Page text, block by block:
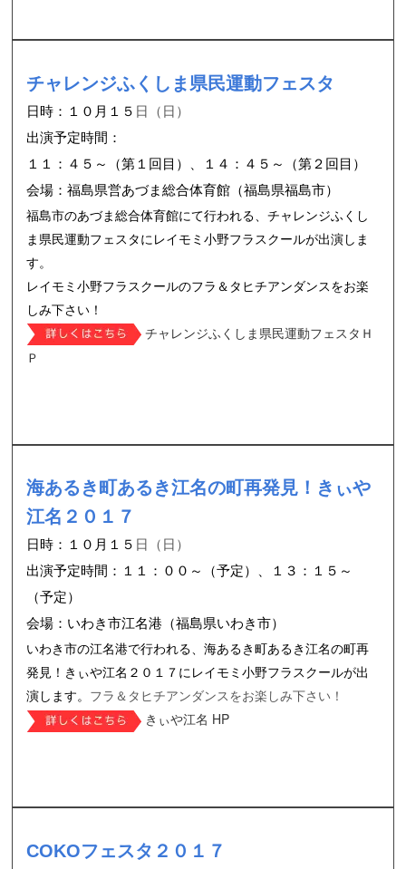
チャレンジふくしま県民運動フェスタ
日時：１０月１５ 日（日）
出演予定時間：
１１：４５～（第１回目）、１４：４５～（第２回目）
会場：福島県営あづま総合体育館（福島県福島市）
福島市のあづま総合体育館にて行われる、チャレンジふくし
ま県民運動フェスタにレイモミ小野フラスクールが出演しま
す。
レイモミ小野フラスクールのフラ＆タヒチアンダンスをお楽
しみ下さい！
チャレンジふくしま県民運動フェスタＨ
Ｐ
海あるき町あるき江名の町再発見！きぃや
江名２０１７
日時：１０月１５ 日（日）
出演予定時間：１１：００～（予定）、１３：１５～
（予定）
会場：いわき市江名港（福島県いわき市）
いわき市の江名港で行われる、海あるき町あるき江名の町再
発見！きぃや江名２０１７にレイモミ小野フラスクールが出
演します。 フラ＆タヒチアンダンスをお楽しみ下さい！
きぃや江名 HP
COKOフェスタ２０１７